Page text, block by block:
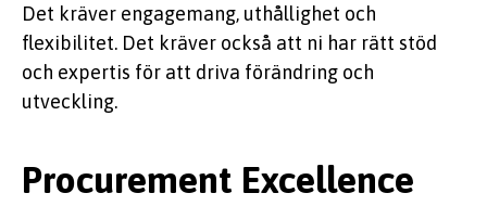
Det kräver engagemang, uthållighet och
flexibilitet. Det kräver också att ni har rätt stöd
och expertis för att driva förändring och
utveckling.
Procurement Excellence